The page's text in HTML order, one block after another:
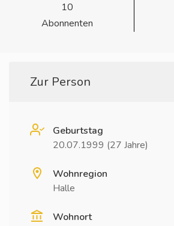
10
Abonnenten
Zur Person
Geburtstag
20.07.1999 (27 Jahre)
Wohnregion
Halle
Wohnort